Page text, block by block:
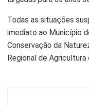
Todas as situações
imediato ao Município
Conservação da
Regional de